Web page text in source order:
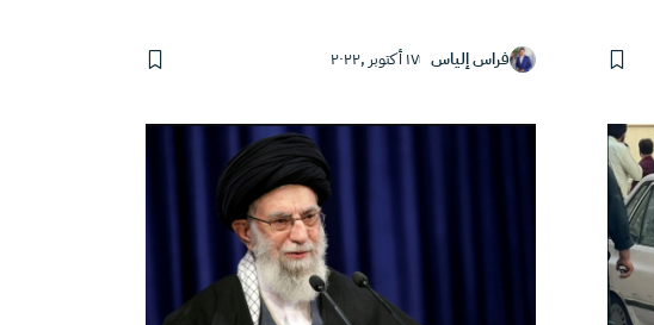
فراس إلياس ١٧ أكتوبر ,٢٠٢٢